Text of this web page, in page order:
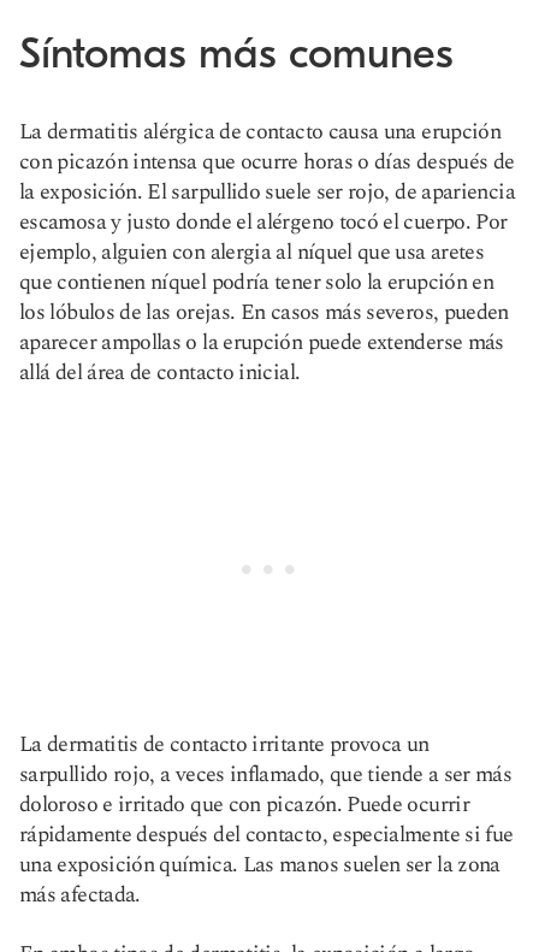
Síntomas más comunes
La dermatitis alérgica de contacto causa una erupción
con picazón intensa que ocurre horas o días después de
la exposición. El sarpullido suele ser rojo, de apariencia
escamosa y justo donde el alérgeno tocó el cuerpo. Por
ejemplo, alguien con alergia al níquel que usa aretes
que contienen níquel podría tener solo la erupción en
los lóbulos de las orejas. En casos más severos, pueden
aparecer ampollas o la erupción puede extenderse más
allá del área de contacto inicial.
La dermatitis de contacto irritante provoca un
sarpullido rojo, a veces inflamado, que tiende a ser más
doloroso e irritado que con picazón. Puede ocurrir
rápidamente después del contacto, especialmente si fue
una exposición química. Las manos suelen ser la zona
más afectada.